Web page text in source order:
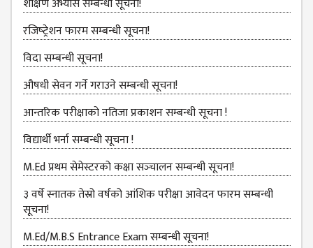
INTERNAL
QUALITY
ASSURANCE
COMMITTEE
(IQAC)
SCHOLARSHIP
& STUDENTS
ASSISTANCE
COMMITTEE
EMIS UNIT
RESEARCH
MANAGEMENT
CELL
शीक्षण अभ्यास सम्बन्धी सूचना!
रजिष्‍ट्रेशन फारम सम्बन्धी सूचना!
विदा सम्बन्धी सूचना!
औषधी सेवन गर्ने गराउने सम्बन्धी सूचना!
आन्तरिक परीक्षाको नतिजा प्रकाशन सम्बन्धी सूचना !
विद्यार्थी भर्ना सम्बन्धी सूचना !
M.Ed प्रथम सेमेस्टरको कक्षा सञ्‍चालन सम्बन्धी सूचना!
३ वर्षे स्नातक तेस्रो वर्षको आंशिक परीक्षा आवेदन फारम सम्बन्धी
सूचना!
M.Ed/M.B.S Entrance Exam सम्बन्धी सूचना!